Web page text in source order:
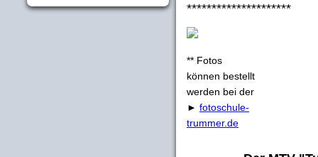
*********************
** Fotos
können bestellt
werden bei der
► fotoschule-
trummer.de